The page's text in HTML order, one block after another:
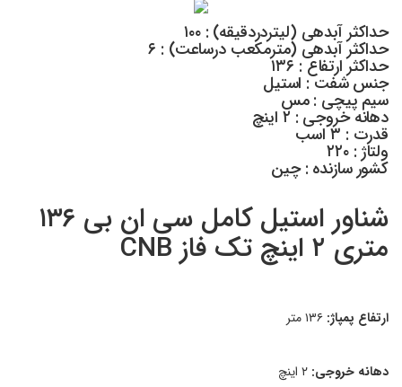
حداکثر آبدهی (لیتردردقیقه) : ۱۰۰
حداکثر آبدهی (مترمکعب درساعت) : ۶
حداکثر ارتفاع : ۱۳۶
جنس شفت : استیل
سیم پیچی : مس
دهانه خروجی : ۲ اینچ
قدرت : ۳ اسب
ولتاژ : ۲۲۰
کشور سازنده : چین
شناور استیل کامل سی ان بی ۱۳۶
متری ۲ اینچ تک فاز CNB
ارتفاع پمپاژ:
دهانه خروجی: